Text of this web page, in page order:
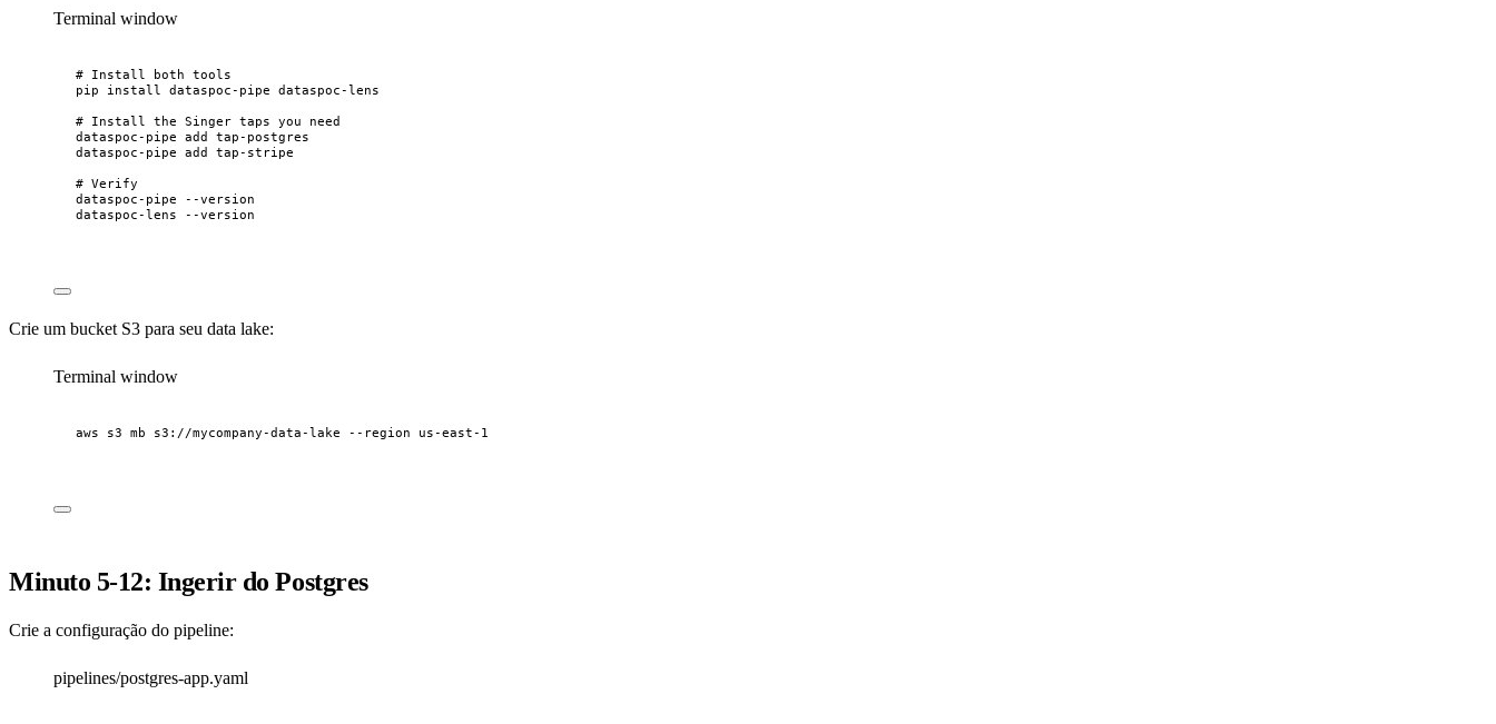
Terminal window
# Install both tools
pip
install dataspoc-pipe dataspoc-lens
# Install the Singer taps you need
dataspoc-pipe add tap-postgres
dataspoc-pipe add tap-stripe
# Verify
dataspoc-pipe
--version
dataspoc-lens
--version
Crie um bucket S3 para seu data lake:
Terminal window
aws s3 mb s3://mycompany-data-lake --region us-east-1
Minuto 5-12: Ingerir do Postgres
Crie a configuração do pipeline:
pipelines/postgres-app.yaml